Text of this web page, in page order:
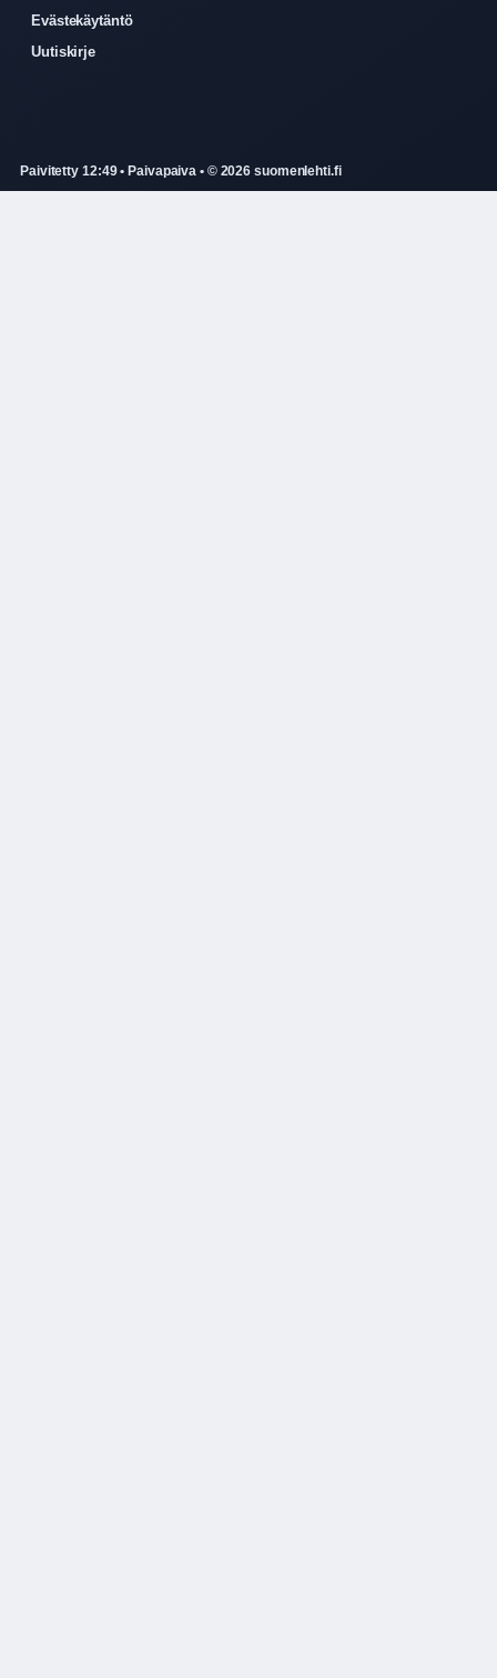
Evästekäytäntö
Uutiskirje
Paivitetty 12:49 • Paivapaiva • © 2026 suomenlehti.fi